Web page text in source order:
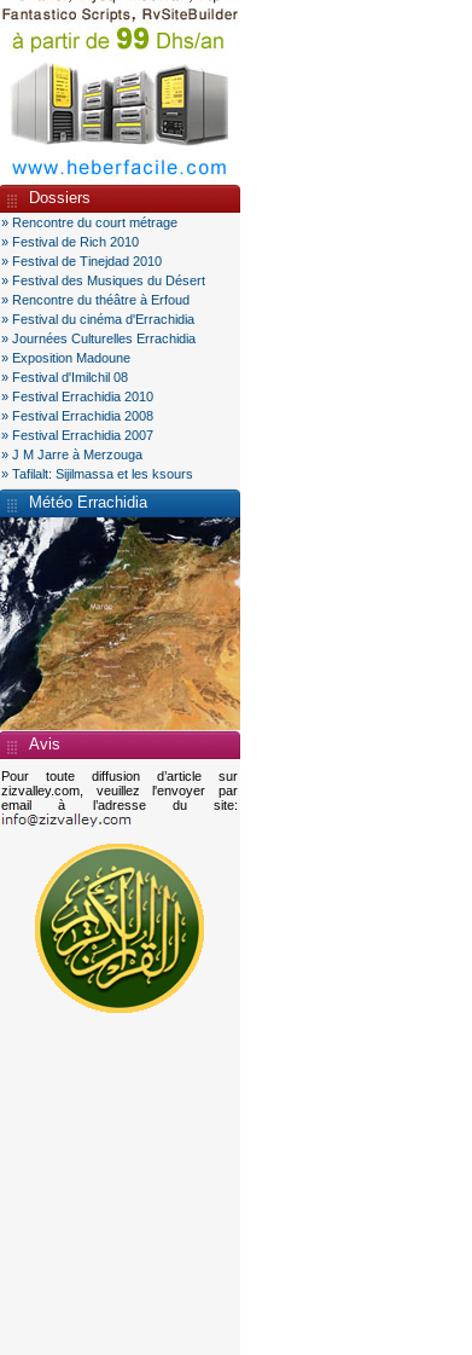
Dossiers
» Rencontre du court métrage
» Festival de Rich 2010
» Festival de Tinejdad 2010
» Festival des Musiques du Désert
» Rencontre du théâtre à Erfoud
» Festival du cinéma d'Errachidia
» Journées Culturelles Errachidia
» Exposition Madoune
» Festival d'Imilchil 08
» Festival Errachidia 2010
» Festival Errachidia 2008
» Festival Errachidia 2007
» J M Jarre à Merzouga
» Tafilalt: Sijilmassa et les ksours
Météo Errachidia
Avis
Pour toute diffusion d’article sur
zizvalley.com, veuillez l'envoyer par
email à l’adresse du site: